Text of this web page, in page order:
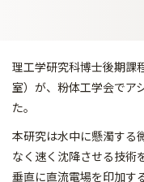
理工学研究科博士後期課
室）が、粉体工学会でア
た。
本研究は水中に懸濁する
な く速く沈降させる技術
垂直に直流電場を印加す